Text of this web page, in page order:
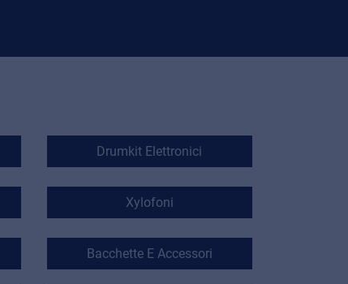
Drumkit Elettronici
Xylofoni
Bacchette E Accessori